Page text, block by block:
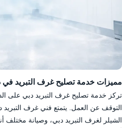
مميزات خدمة تصليح غرف التبريد في
تركز خدمة تصليح غرف التبريد دبي على
التوقف عن العمل. يتمتع فني غرف
الشيلر لغرف التبريد دبي، وصيانة مختلف